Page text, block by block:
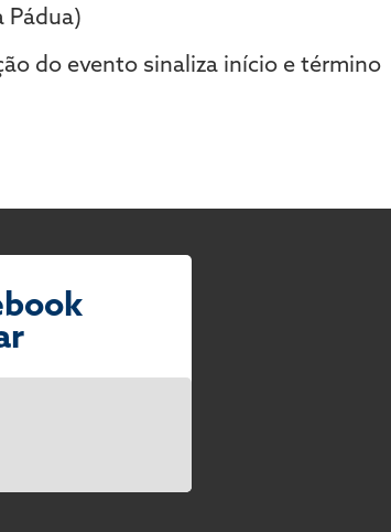
Pádua)
do evento sinaliza início e término